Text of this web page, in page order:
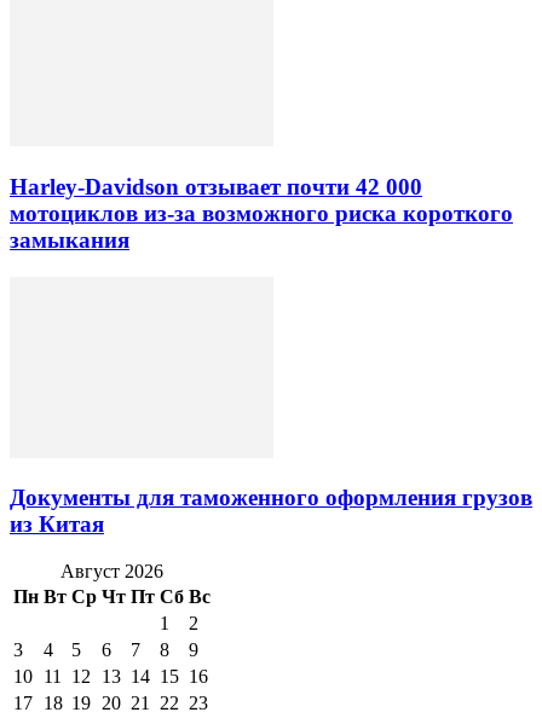
Harley-Davidson отзывает почти 42 000
мотоциклов из-за возможного риска короткого
замыкания
Документы для таможенного оформления грузов
из Китая
Август 2026
Пн Вт Ср Чт Пт Сб Вс
1
2
3
4 5 6 7 8
9
10 11 12 13 14 15 16
17 18 19 20 21 22 23